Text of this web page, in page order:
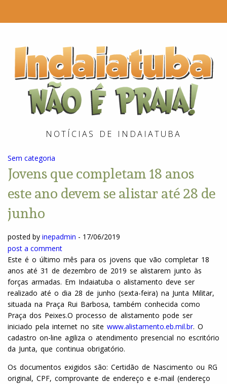
NOTÍCIAS DE INDAIATUBA
Sem categoria
Jovens que completam 18 anos
este ano devem se alistar até 28 de
junho
posted by inepadmin - 17/06/2019
post a comment
Este é o último mês para os jovens que vão completar 18
anos até 31 de dezembro de 2019 se alistarem junto às
forças armadas. Em Indaiatuba o alistamento deve ser
realizado até o dia 28 de junho (sexta-feira) na Junta Militar,
situada na Praça Rui Barbosa, também conhecida como
Praça dos Peixes.O processo de alistamento pode ser
iniciado pela internet no site www.alistamento.eb.mil.br. O
cadastro on-line agiliza o atendimento presencial no escritório
da Junta, que continua obrigatório.
Os documentos exigidos são: Certidão de Nascimento ou RG
original, CPF, comprovante de endereço e e-mail (endereço